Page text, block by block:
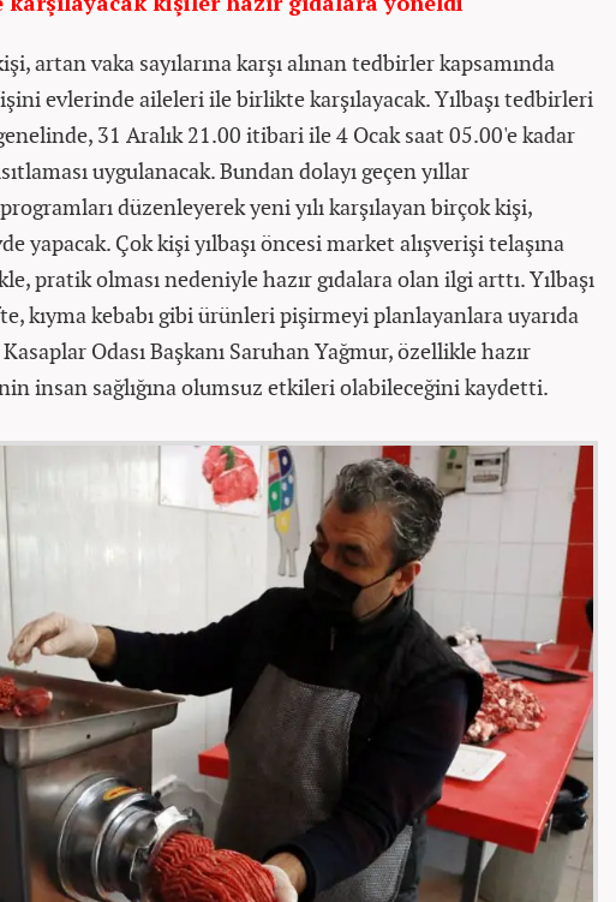
artan vaka sayılarına karşı alınan tedbirler kapsamında
evlerinde aileleri ile birlikte karşılayacak. Yılbaşı tedbirleri
31 Aralık 21.00 itibari ile 4 Ocak saat 05.00'e kadar
uygulanacak. Bundan dolayı geçen yıllar
programları düzenleyerek yeni yılı karşılayan birçok kişi,
yapacak. Çok kişi yılbaşı öncesi market alışverişi telaşına
pratik olması nedeniyle hazır gıdalara olan ilgi arttı. Yılbaşı
kıyma kebabı gibi ürünleri pişirmeyi planlayanlara uyarıda
Odası Başkanı Saruhan Yağmur, özellikle hazır
insan sağlığına olumsuz etkileri olabileceğini kaydetti.